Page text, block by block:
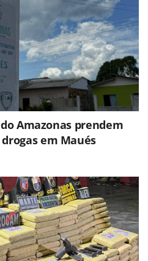
Amazonas prendem
em Maués